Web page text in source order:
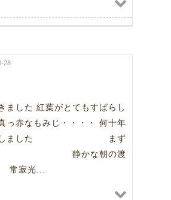
28
ました 紅葉がとてもすばらし
っ赤なもみじ・・・・ 何十年
感動しました まず
野へ 静かな朝の渡
光...